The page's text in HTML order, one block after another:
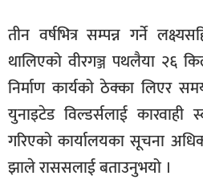
/
भिडियो
अन्य
समाज
शिक्षा
तीन वर्षभित्र सम्पन्न गर्ने
थालिएको वीरगञ्ज पथलैया २६
निर्माण कार्यको ठेक्का लिएर
युनाइटेड विल्डर्सलाई
गरिएको कार्यालयका सूचना
झाले राससलाई बताउनुभयो ।